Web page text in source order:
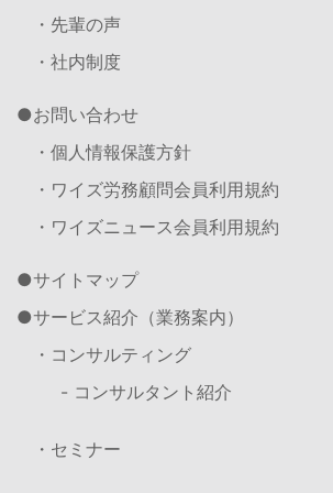
・先輩の声
・社内制度
お問い合わせ
・個人情報保護方針
・ワイズ労務顧問会員利用規約
・ワイズニュース会員利用規約
サイトマップ
サービス紹介（業務案内）
・コンサルティング
- コンサルタント紹介
・セミナー